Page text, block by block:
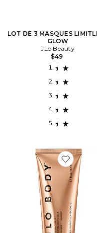
LOT DE 3 MASQUES
GLOW
JLo Beauty
$49
Favorite